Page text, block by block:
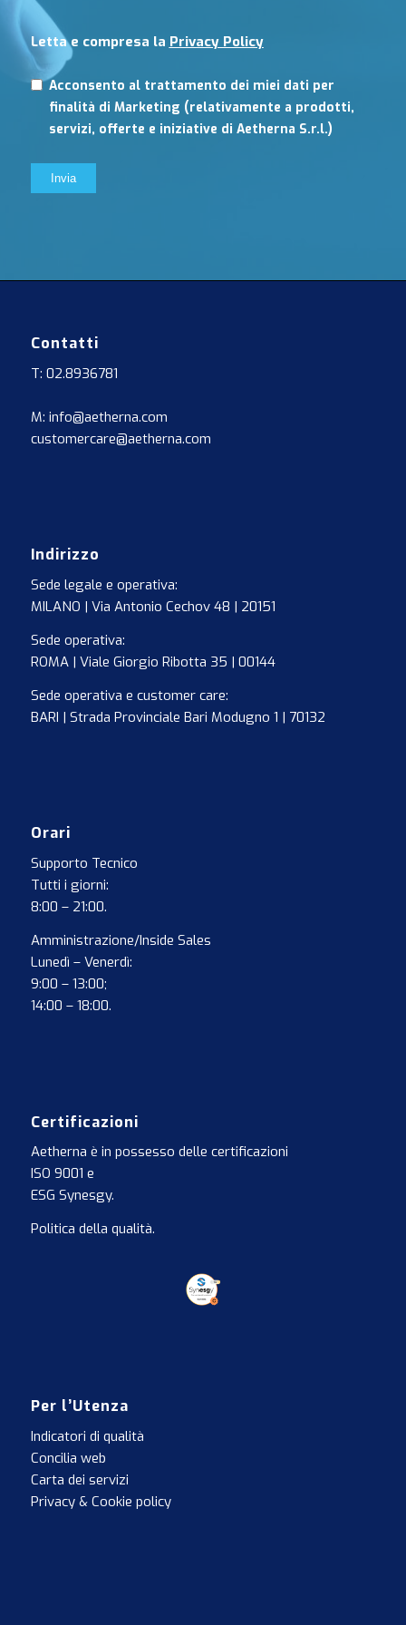
Letta e compresa la Privacy Policy
Acconsento al trattamento dei miei dati per
finalità di Marketing (relativamente a prodotti,
servizi, offerte e iniziative di Aetherna S.r.l.)
Contatti
T: 02.8936781
M: info@aetherna.com
customercare@aetherna.com
Indirizzo
Sede legale e operativa:
MILANO | Via Antonio Cechov 48 | 20151
Sede operativa:
ROMA | Viale Giorgio Ribotta 35 | 00144
Sede operativa e customer care:
BARI | Strada Provinciale Bari Modugno 1 | 70132
Orari
Supporto Tecnico
Tutti i giorni:
8:00 – 21:00.
Amministrazione/Inside Sales
Lunedì – Venerdì:
9:00 – 13:00;
14:00 – 18:00.
Certificazioni
Aetherna è in possesso delle certificazioni
ISO 9001 e
ESG Synesgy.
Politica della qualità.
Per l’Utenza
Indicatori di qualità
Concilia web
Carta dei servizi
Privacy & Cookie policy